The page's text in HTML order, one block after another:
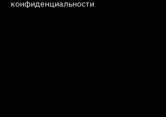
конфиденциальности